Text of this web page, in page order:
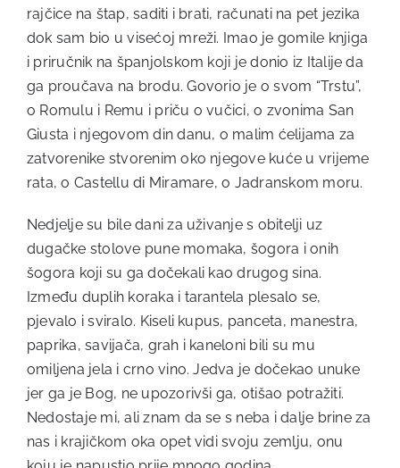
rajčice na štap, saditi i brati, računati na pet jezika
dok sam bio u visećoj mreži. Imao je gomile knjiga
i priručnik na španjolskom koji je donio iz Italije da
ga proučava na brodu. Govorio je o svom “Trstu”,
o Romulu i Remu i priču o vučici, o zvonima San
Giusta i njegovom din danu, o malim ćelijama za
zatvorenike stvorenim oko njegove kuće u vrijeme
rata, o Castellu di Miramare, o Jadranskom moru.
Nedjelje su bile dani za uživanje s obitelji uz
dugačke stolove pune momaka, šogora i onih
šogora koji su ga dočekali kao drugog sina.
Između duplih koraka i tarantela plesalo se,
pjevalo i sviralo. Kiseli kupus, panceta, manestra,
paprika, savijača, grah i kaneloni bili su mu
omiljena jela i crno vino. Jedva je dočekao unuke
jer ga je Bog, ne upozorivši ga, otišao potražiti.
Nedostaje mi, ali znam da se s neba i dalje brine za
nas i krajičkom oka opet vidi svoju zemlju, onu